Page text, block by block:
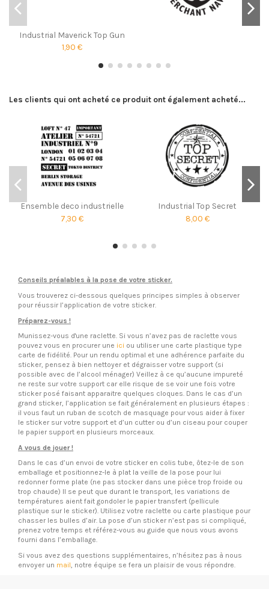
Industrial Maverick Top Gun
1,90 €
Les clients qui ont acheté ce produit ont également acheté...
Ensemble deco industrielle
7,30 €
Industrial Top Secret
8,00 €
Conseils préalables à la pose de votre sticker.
Vous trouverez ci-dessous quelques principes simples à observer
pour réussir l’application de votre sticker.
Préparez-vous !
Munissez-vous d'une raclette. Si vous n’avez pas de raclette vous
pouvez vous en procurer une ici ou utiliser une carte plastique type
carte de fidélité. Pour un rendu optimal et une adhérence parfaite du
sticker, pensez à bien nettoyer et dégraisser votre support (si
possible avec de l’alcool ménager) Veillez à ce qu’aucune impureté
ne reste sur votre support car elle risque de se voir une fois votre
sticker posé faisant apparaitre quelques cloques. Dans le cas d’un
grand sticker, l’application se fait généralement en plusieurs étapes :
il vous faut un ruban de scotch de masquage pour vous aider à fixer
le sticker sur votre support et d’un cutter ou d’un ciseau pour couper
le papier support en plusieurs morceaux.
A vous de jouer !
Dans le cas d’un envoi de votre sticker en colis tube, ôtez-le de son
emballage et positionnez-le à plat la veille de la pose pour lui
redonner forme plate (ne pas stocker dans une pièce trop froide ou
trop chaude) Il se peut que durant le transport, les variations de
températures aient fait gondoler le papier transfert (pellicule
plastique sur le sticker). Utilisez votre raclette ou carte plastique pour
chasser les bulles d’air. La pose d’un sticker n’est pas si compliqué,
prenez votre temps et référez-vous au guide que nous vous avons
fourni dans l’emballage.
Si vous avez des questions supplémentaires, n’hésitez pas à nous
envoyer un mail, notre équipe se fera un plaisir de vous répondre.